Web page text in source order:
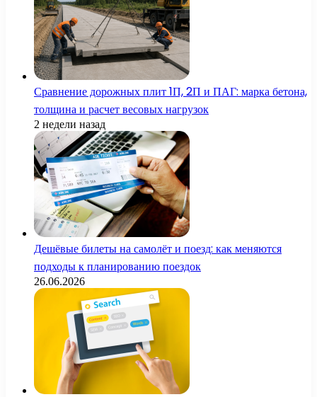
Сравнение дорожных плит 1П, 2П и ПАГ: марка бетона,
толщина и расчет весовых нагрузок
2 недели назад
Дешёвые билеты на самолёт и поезд: как меняются
подходы к планированию поездок
26.06.2026